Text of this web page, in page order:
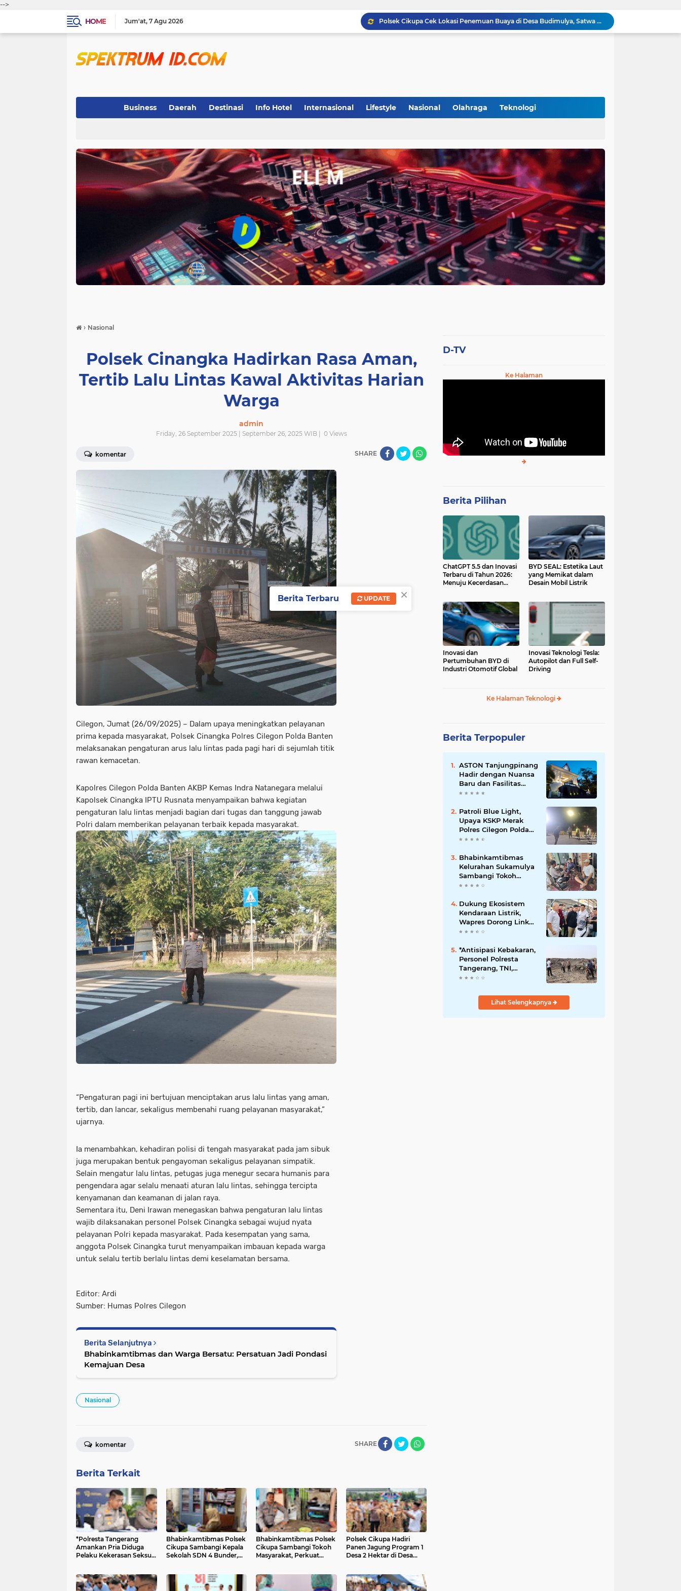
-->
HOME
Jum'at 7 Agu 2026 Polsek Cikupa Cek Lokasi Penemuan Buaya di Desa Budimulya, Satwa Dievakuasi Petugas DamkarPolsek Cikupa Gelar Patroli dan Berikan Imbauan kepada Debt Collector, Cegah Gangguan Kamtibmas
Bhabinkamtibmas dan Babinsa Desa Bojong Gelar Warung Bhabinkamtibmas, Pererat Komunikasi dengan Warga
Aiptu Budiansyah Perkuat Siskamling Bersama Warga, Polsek Cikupa Tingkatkan Sinergi Jaga Kamtibmas
Business Daerah Destinasi Info Hotel Internasional Lifestyle Nasional Olahraga Teknologi
› Nasional
Polsek Cinangka Hadirkan Rasa Aman,
Tertib Lalu Lintas Kawal Aktivitas Harian
Warga
admin
Friday, 26 September 2025 | September 26, 2025 WIB | 0Views
komentar SHARE
Cilegon, Jumat (26/09/2025) – Dalam upaya meningkatkan pelayanan
prima kepada masyarakat, Polsek Cinangka Polres Cilegon Polda Banten
melaksanakan pengaturan arus lalu lintas pada pagi hari di sejumlah titik
rawan kemacetan.
Kapolres Cilegon Polda Banten AKBP Kemas Indra Natanegara melalui
Kapolsek Cinangka IPTU Rusnata menyampaikan bahwa kegiatan
pengaturan lalu lintas menjadi bagian dari tugas dan tanggung jawab
Polri dalam memberikan pelayanan terbaik kepada masyarakat.
“Pengaturan pagi ini bertujuan menciptakan arus lalu lintas yang aman,
tertib, dan lancar, sekaligus membenahi ruang pelayanan masyarakat,”
ujarnya.
Ia menambahkan, kehadiran polisi di tengah masyarakat pada jam sibuk
juga merupakan bentuk pengayoman sekaligus pelayanan simpatik.
Selain mengatur lalu lintas, petugas juga menegur secara humanis para
pengendara agar selalu menaati aturan lalu lintas, sehingga tercipta
kenyamanan dan keamanan di jalan raya.
Sementara itu, Deni Irawan menegaskan bahwa pengaturan lalu lintas
wajib dilaksanakan personel Polsek Cinangka sebagai wujud nyata
pelayanan Polri kepada masyarakat. Pada kesempatan yang sama,
anggota Polsek Cinangka turut menyampaikan imbauan kepada warga
untuk selalu tertib berlalu lintas demi keselamatan bersama.
Editor: Ardi
Sumber: Humas Polres Cilegon
Berita Selanjutnya
Bhabinkamtibmas dan Warga Bersatu: Persatuan Jadi Pondasi
Kemajuan Desa
Nasional
SHARE
komentar
Berita Terkait
*Polresta Tangerang
Amankan Pria Diduga
Pelaku Kekerasan Seksual
Bhabinkamtibmas Polsek
Cikupa Sambangi Kepala
Sekolah SDN 4 Bunder,
Bhabinkamtibmas Polsek
Cikupa Sambangi Tokoh
Masyarakat, Perkuat
Polsek Cikupa Hadiri
Panen Jagung Program 1
Desa 2 Hektar di Desa
D-TV
Ke Halaman
Berita Pilihan
ChatGPT 5.5 dan Inovasi
Terbaru di Tahun 2026:
Menuju Kecerdasan
BYD SEAL: Estetika Laut
yang Memikat dalam
Desain Mobil Listrik
Inovasi dan
Pertumbuhan BYD di
Industri Otomotif Global
Inovasi Teknologi Tesla:
Autopilot dan Full Self-
Driving
Ke Halaman Teknologi
Berita Terpopuler
ASTON Tanjungpinang
Hadir dengan Nuansa
Baru dan Fasilitas
Lengkap untuk
Patroli Blue Light,
Upaya KSKP Merak
Polres Cilegon Polda
Banten Tekan Aksi
Bhabinkamtibmas
Kelurahan Sukamulya
Sambangi Tokoh
Masyarakat, Perkuat
Kamtibmas
Dukung Ekosistem
Kendaraan Listrik,
Wapres Dorong Link
and Match
*Antisipasi Kebakaran,
Personel Polresta
Tangerang, TNI,
Damkar Patroli di TPA
Lihat Selengkapnya
×
Berita Terbaru UPDATE